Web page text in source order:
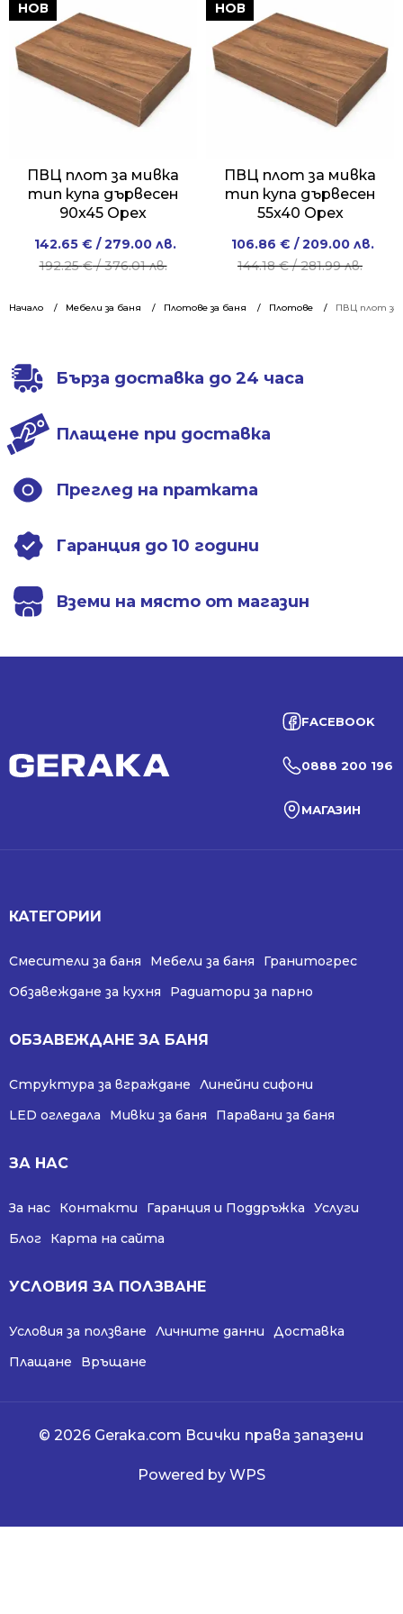
Начало Мебели за баня Плотове за баня Плотове ПВЦ плот за
343.99 лв..
258.99 лв..
403.00 лв..
299.01 лв..
НОВ
ПВЦ плот за мивка
тип купа дървесен
90x45 Орех
192.25€/ 376.01 лв.
Original
price
192.25 €
142.65 € / 279.00 лв.
Current
price
142.65 €
НОВ
ПВЦ плот за мивка
тип купа дървесен
55x40 Орех
144.18€/ 281.99 лв.
Original
price
144.18 €
106.86 € / 209.00 лв.
Current
price
106.86 €
Бърза доставка до 24 часа
Плащене при доставка
Преглед на пратката
Гаранция до 10 години
Вземи на място от магазин
FACEBOOK
0888 200 196
МАГАЗИН
КАТЕГОРИИ
Смесители за баня Мебели за баня
Гранитогрес
Обзавеждане за кухня
Радиатори за парно
ОБЗАВЕЖДАНЕ ЗА БАНЯ
Структура за вграждане
Линейни сифони
LED огледала
Мивки за баня Паравани за баня
ЗА НАС
За нас Контакти Гаранция и Поддръжка
Услуги
Блог
Карта на сайта
УСЛОВИЯ ЗА ПОЛЗВАНЕ
Условия за ползване Личните данни
Доставка
Плащане
Връщане
© 2026 Geraka.com Всички права запазени
Powered by WPS